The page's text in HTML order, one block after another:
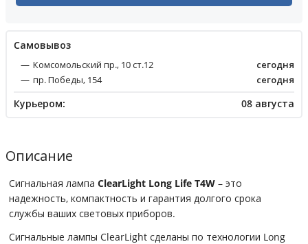
Cамовывоз
Комсомольский пр., 10 ст.12
сегодня
пр. Победы, 154
сегодня
Курьером: 08 августа
Описание
Сигнальная лампа ClearLight Long Life T4W – это
надежность, компактность и гарантия долгого срока
службы ваших световых приборов.
Сигнальные лампы ClearLight сделаны по технологии Long